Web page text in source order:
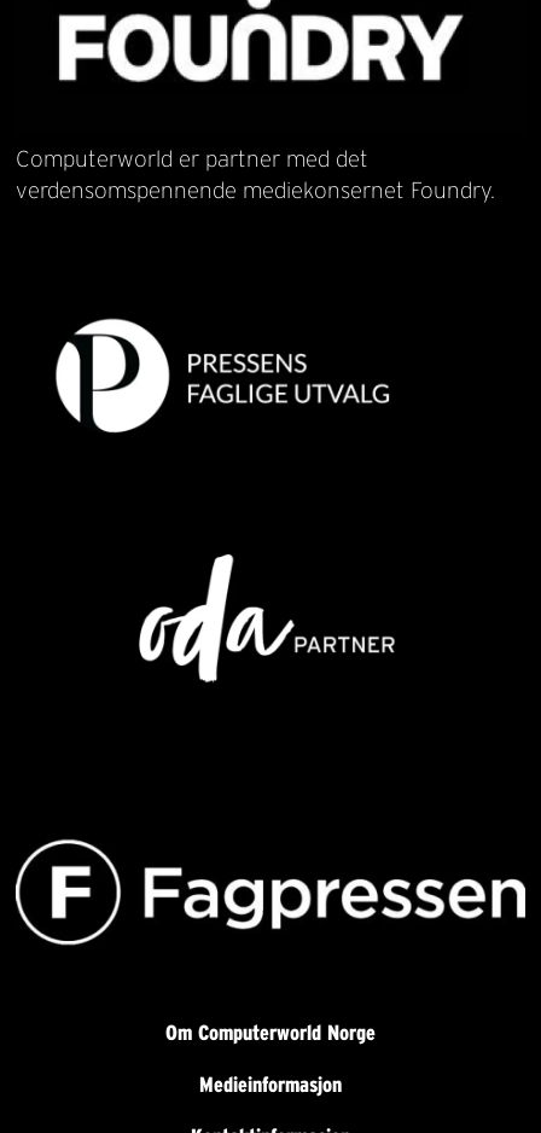
Computerworld er partner med det
verdensomspennende mediekonsernet Foundry.
Om Computerworld Norge
Medieinformasjon